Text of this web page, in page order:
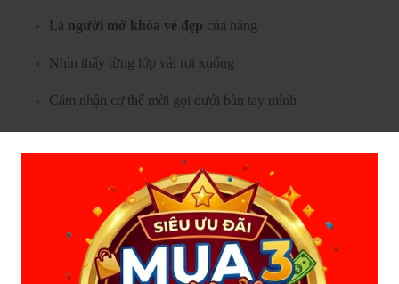
Là người mở khóa vẻ đẹp của nàng
Nhìn thấy từng lớp vải rơi xuống
Cảm nhận cơ thể mời gọi dưới bàn tay mình